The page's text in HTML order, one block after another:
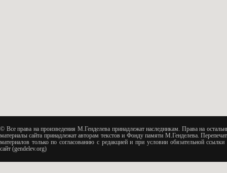
© Все права на произведения М.Генделева принадлежат наследникам. Права на
материалы сайта принадлежат авторам текстов и Фонду памяти М.Генделева.
материалов только по согласованию с редакцией и при условии обязательной ссылки
сайт (gendelev.org)